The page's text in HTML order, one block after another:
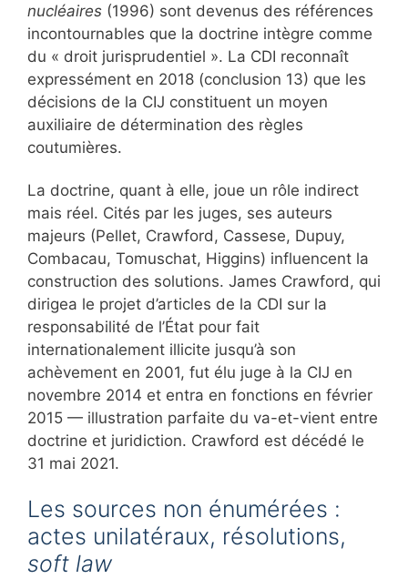
nucléaires (1996) sont devenus des références
incontournables que la doctrine intègre comme
du « droit jurisprudentiel ». La CDI reconnaît
expressément en 2018 (conclusion 13) que les
décisions de la CIJ constituent un moyen
auxiliaire de détermination des règles
coutumières.
La doctrine, quant à elle, joue un rôle indirect
mais réel. Cités par les juges, ses auteurs
majeurs (Pellet, Crawford, Cassese, Dupuy,
Combacau, Tomuschat, Higgins) influencent la
construction des solutions. James Crawford, qui
dirigea le projet d’articles de la CDI sur la
responsabilité de l’État pour fait
internationalement illicite jusqu’à son
achèvement en 2001, fut élu juge à la CIJ en
novembre 2014 et entra en fonctions en février
2015 — illustration parfaite du va-et-vient entre
doctrine et juridiction. Crawford est décédé le
31 mai 2021.
Les sources non énumérées :
actes unilatéraux, résolutions,
soft law